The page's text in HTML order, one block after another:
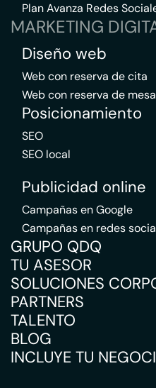
Plan Avanza Redes
MARKETING
Diseño web
Web con reserva de cita
Web con reserva de mesa
Posicionamiento
SEO
SEO local
Publicidad online
Campañas en Google
Campañas en redes
GRUPO QDQ
TU ASESOR
SOLUCIONES
PARTNERS
TALENTO
BLOG
INCLUYE TU